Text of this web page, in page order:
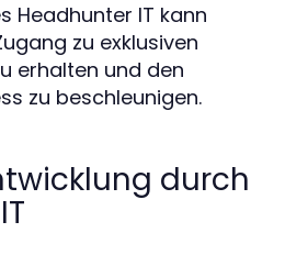
Headhunter IT kann
zu exklusiven
erhalten und den
zu beschleunigen.
durch